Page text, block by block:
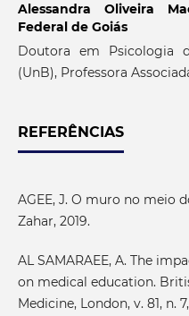
Alessandra Oliveira
Federal de Goiás
Doutora em Psicologia
(UnB), Professora
REFERÊNCIAS
AGEE, J. O muro no meio
Zahar, 2019.
AL SAMARAEE, A. The
on medical education.
Medicine, London, v. 81, n.